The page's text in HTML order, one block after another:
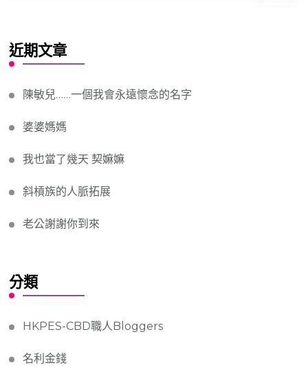
近期文章
陳敏兒……一個我會永遠懷念的名字
婆婆媽媽
我也當了幾天 契嫲嫲
斜槓族的人脈拓展
老公謝謝你到來
分類
HKPES-CBD職人Bloggers
名利金錢